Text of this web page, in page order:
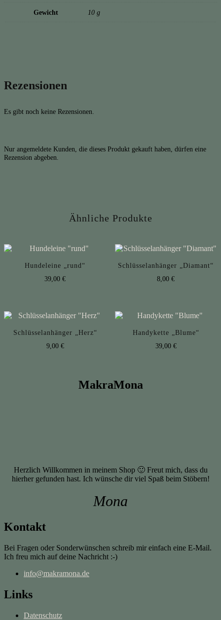
Gewicht 10 g
Rezensionen
Es gibt noch keine Rezensionen.
Nur angemeldete Kunden, die dieses Produkt gekauft haben, dürfen eine
Rezension abgeben.
Ähnliche Produkte
Hundeleine „rund“
39,00€
Schlüsselanhänger „Diamant“
8,00€
Schlüsselanhänger „Herz“
9,00 €
Handykette „Blume“
39,00 €
MakraMona
Herzlich Willkommen in meinem Shop 🙂 Freut mich, dass du
hierher gefunden hast. Ich wünsche dir viel Spaß beim Stöbern!
Mona
Kontakt
Bei Fragen oder Sonderwünschen schreib mir einfach eine E-Mail.
Ich freu mich auf deine Nachricht :-)
info@makramona.de
Links
Datenschutz